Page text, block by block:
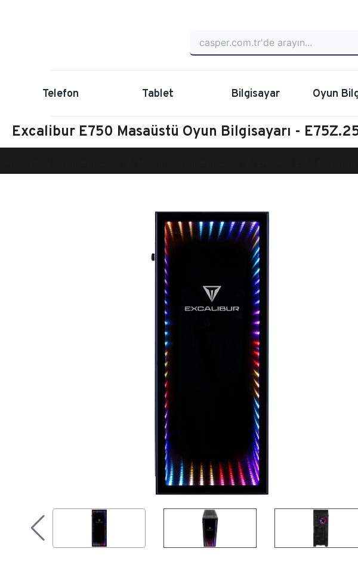
Telefon Tablet Bilgisayar Oyun
Excalibur E750 Masaüstü Oyun Bilgisayarı -